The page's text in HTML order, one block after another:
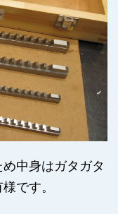
中身はガタガタ
です。